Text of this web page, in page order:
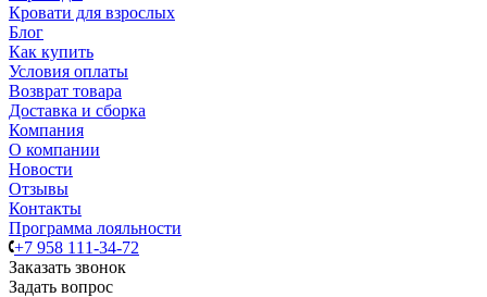
Кровати для взрослых
Блог
Как купить
Условия оплаты
Возврат товара
Доставка и сборка
Компания
О компании
Новости
Отзывы
Контакты
Программа лояльности
+7 958 111-34-72
Заказать звонок
Задать вопрос